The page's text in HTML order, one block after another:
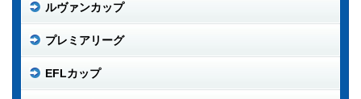
ルヴァンカップ
プレミアリーグ
EFLカップ